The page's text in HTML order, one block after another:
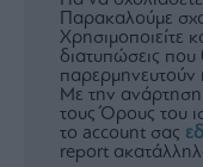
Παρακαλούμε
Χρησιμοποιείτε
διατυπώσεις
Με την ανάρτηση
τους Όρους του
το account σας
report